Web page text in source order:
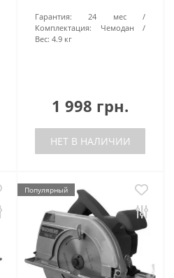
Гарантия:
24 мес
Комплектация:
Чемодан
Вес: 4.9 кг
1 998 грн.
НЕТ В НАЛИЧИИ
Популярный